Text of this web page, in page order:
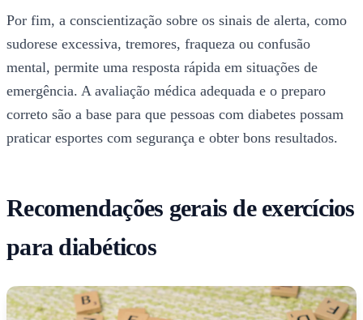
Por fim, a conscientização sobre os sinais de alerta, como
sudorese excessiva, tremores, fraqueza ou confusão
mental, permite uma resposta rápida em situações de
emergência. A avaliação médica adequada e o preparo
correto são a base para que pessoas com diabetes possam
praticar esportes com segurança e obter bons resultados.
Recomendações gerais de exercícios
para diabéticos